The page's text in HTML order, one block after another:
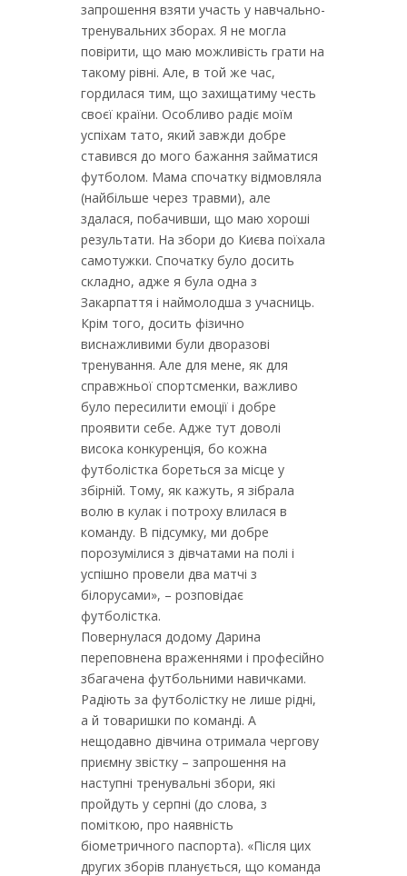
запрошення взяти участь у навчально-
тренувальних зборах. Я не могла
повірити, що маю можливість грати на
такому рівні. Але, в той же час,
гордилася тим, що захищатиму честь
своєї країни. Особливо радіє моїм
успіхам тато, який завжди добре
ставився до мого бажання займатися
футболом. Мама спочатку відмовляла
(найбільше через травми), але
здалася, побачивши, що маю хороші
результати. На збори до Києва поїхала
самотужки. Спочатку було досить
складно, адже я була одна з
Закарпаття і наймолодша з учасниць.
Крім того, досить фізично
виснажливими були дворазові
тренування. Але для мене, як для
справжньої спортсменки, важливо
було пересилити емоції і добре
проявити себе. Адже тут доволі
висока конкуренція, бо кожна
футболістка бореться за місце у
збірній. Тому, як кажуть, я зібрала
волю в кулак і потроху влилася в
команду. В підсумку, ми добре
порозумілися з дівчатами на полі і
успішно провели два матчі з
білорусами», – розповідає
футболістка.
Повернулася додому Дарина
переповнена враженнями і професійно
збагачена футбольними навичками.
Радіють за футболістку не лише рідні,
а й товаришки по команді. А
нещодавно дівчина отримала чергову
приємну звістку – запрошення на
наступні тренувальні збори, які
пройдуть у серпні (до слова, з
поміткою, про наявність
біометричного паспорта). «Після цих
других зборів планується, що команда